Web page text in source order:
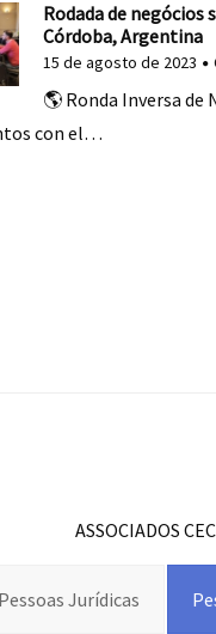
Rodada de
Córdoba, Argentina
15 de agosto de 2023
🌎 Ronda Inversa de
con el…
ASSOCIADOS
Pessoas Jurídicas